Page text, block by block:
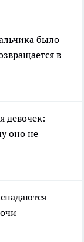
было
в
девочек:
оно не